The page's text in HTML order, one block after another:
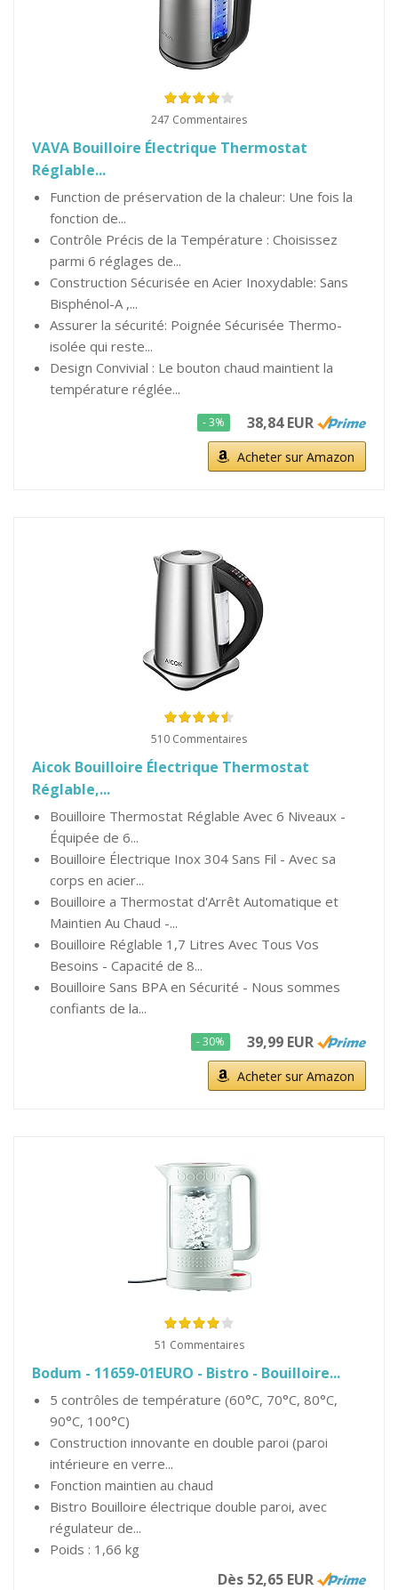
247 Commentaires
VAVA Bouilloire Électrique Thermostat
Réglable...
Function de préservation de la chaleur: Une fois la
fonction de...
Contrôle Précis de la Température : Choisissez
parmi 6 réglages de...
Construction Sécurisée en Acier Inoxydable: Sans
Bisphénol-A ,...
Assurer la sécurité: Poignée Sécurisée Thermo-
isolée qui reste...
Design Convivial : Le bouton chaud maintient la
température réglée...
- 3% 38,84 EUR
Acheter sur Amazon
510 Commentaires
Aicok Bouilloire Électrique Thermostat
Réglable,...
Bouilloire Thermostat Réglable Avec 6 Niveaux -
Équipée de 6...
Bouilloire Électrique Inox 304 Sans Fil - Avec sa
corps en acier...
Bouilloire a Thermostat d'Arrêt Automatique et
Maintien Au Chaud -...
Bouilloire Réglable 1,7 Litres Avec Tous Vos
Besoins - Capacité de 8...
Bouilloire Sans BPA en Sécurité - Nous sommes
confiants de la...
- 30% 39,99 EUR
Acheter sur Amazon
51 Commentaires
Bodum - 11659-01EURO - Bistro - Bouilloire...
5 contrôles de température (60°C, 70°C, 80°C,
90°C, 100°C)
Construction innovante en double paroi (paroi
intérieure en verre...
Fonction maintien au chaud
Bistro Bouilloire électrique double paroi, avec
régulateur de...
Poids : 1,66 kg
Dès 52,65 EUR